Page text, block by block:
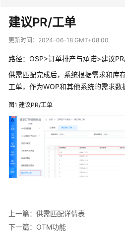
华
为
云
片
云
服
务
决
方
案
映
车
联
建议PR/工单
更新时间： 2024-06-18 GMT+08:00
路径：OSP>订单排产与承诺>建议
供需匹配完成后，系统根据需求和库
工单，作为WOP和其他系统的需求数
图1 建议PR/工单
上一篇：供需匹配详情表
下一篇：OTM功能